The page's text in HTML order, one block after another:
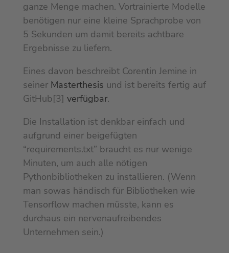
ganze Menge machen. Vortrainierte Modelle
benötigen nur eine kleine Sprachprobe von
5 Sekunden um damit bereits achtbare
Ergebnisse zu liefern.
Eines davon beschreibt Corentin Jemine in
seiner Masterthesis und ist bereits fertig auf
GitHub[3] verfügbar.
Die Installation ist denkbar einfach und
aufgrund einer beigefügten
“requirements.txt” braucht es nur wenige
Minuten, um auch alle nötigen
Pythonbibliotheken zu installieren. (Wenn
man sowas händisch für Bibliotheken wie
Tensorflow machen müsste, kann es
durchaus ein nervenaufreibendes
Unternehmen sein.)